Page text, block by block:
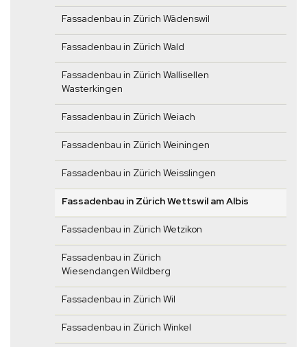
Fassadenbau in Zürich Wädenswil
Fassadenbau in Zürich Wald
Fassadenbau in Zürich Wallisellen
Wasterkingen
Fassadenbau in Zürich Weiach
Fassadenbau in Zürich Weiningen
Fassadenbau in Zürich Weisslingen
Fassadenbau in Zürich Wettswil am Albis
Fassadenbau in Zürich Wetzikon
Fassadenbau in Zürich
Wiesendangen Wildberg
Fassadenbau in Zürich Wil
Fassadenbau in Zürich Winkel